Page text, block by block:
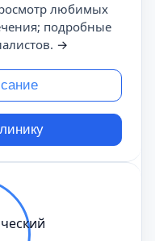
любимых
подробные
→